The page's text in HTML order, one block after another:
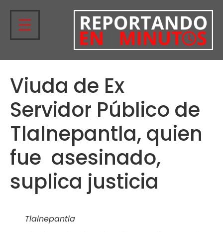
Viuda de Ex
Servidor Público de
Tlalnepantla, quien
fue asesinado,
suplica justicia
Tlalnepantla